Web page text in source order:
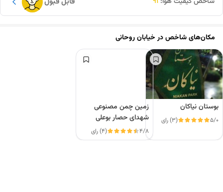
مکان‌های شاخص درخیابان روحانی
بوستان نیاکان
5/0 (3) رای
زمین چمن مصنوعی
شهدای حصار بوعلی
4/8 (4) رای